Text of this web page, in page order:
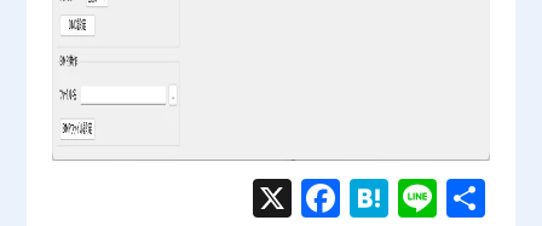
X
Face
Hate
Line